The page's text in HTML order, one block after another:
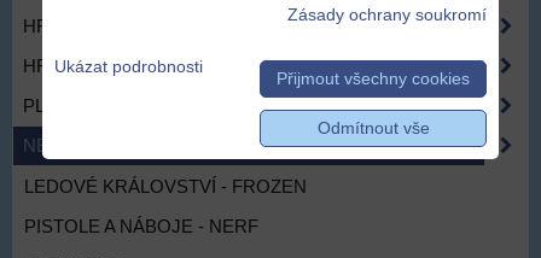
HRAČKY PRO DÍVKY
HRAČKY NEJMENŠÍM
PLYŠOVÉ HRAČKY
NEJOBLÍBENĚJŠÍ HRAČKY
LEDOVÉ KRÁLOVSTVÍ - FROZEN
PISTOLE A NÁBOJE - NERF
Zásady ochrany soukromí
Ukázat podrobnosti
Přijmout všechny cookies
Odmítnout vše